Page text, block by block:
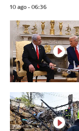
10 ago - 06:36